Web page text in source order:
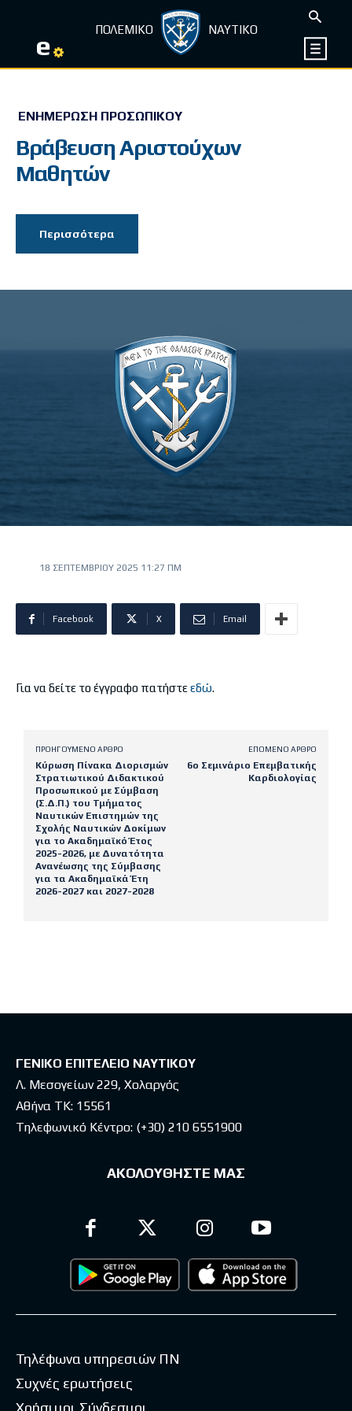
e ΠΟΛΕΜΙΚΟ ΝΑΥΤΙΚΟ
ΕΝΗΜΈΡΩΣΗ ΠΡΟΣΩΠΙΚΟΎ
Βράβευση Αριστούχων
Μαθητών
Περισσότερα
18 ΣΕΠΤΕΜΒΡΊΟΥ 2025 11:27 ΠΜ
Facebook X Email
Για να δείτε το έγγραφο πατήστεεδώ.
ΠΡΟΗΓΟΎΜΕΝΟ ΆΡΘΡΟ
Κύρωση Πίνακα Διορισμών
Στρατιωτικού Διδακτικού
Προσωπικού με Σύμβαση
(Σ.Δ.Π.) του Τμήματος
Ναυτικών Επιστημών της
Σχολής Ναυτικών Δοκίμων
για το Ακαδημαϊκό Έτος
2025-2026, με Δυνατότητα
Ανανέωσης της Σύμβασης
για τα Ακαδημαϊκά Έτη
2026-2027 και 2027-2028
ΕΠΌΜΕΝΟ ΆΡΘΡΟ
6ο Σεμινάριο Επεμβατικής
Καρδιολογίας
ΓΕΝΙΚΟ ΕΠΙΤΕΛΕΙΟ ΝΑΥΤΙΚΟΥ
Λ. Μεσογείων 229, Χολαργός
Αθήνα ΤΚ: 15561
Τηλεφωνικό Κέντρο: (+30) 210 6551900
ΑΚΟΛΟΥΘΗΣΤΕ ΜΑΣ
Τηλέφωνα υπηρεσιών ΠΝ
Συχνές ερωτήσεις
Χρήσιμοι Σύνδεσμοι